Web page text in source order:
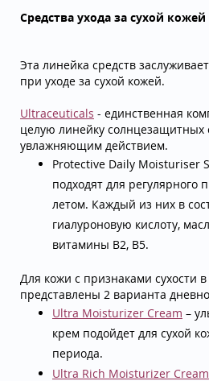
Средства ухода за сухой
Эта линейка средств
при уходе за сухой кожей.
Ultraceuticals - единственная
целую линейку солнцезащитных
увлажняющим действием.
Protective Daily Moisturiser
подходят для
летом. Каждый из них в
гиалуроновую кислоту,
витамины B2, B5.
Для кожи с признаками сухости
представлены 2 варианта
Ultra Moisturizer Cream –
крем подойдет для сухой
периода.
Ultra Rich Moisturizer Cream